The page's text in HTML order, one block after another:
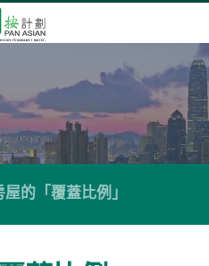
的「覆蓋比例」